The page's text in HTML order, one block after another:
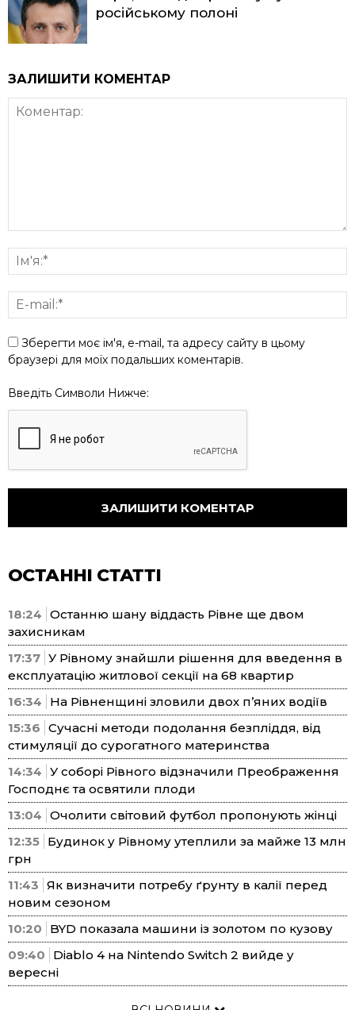
російському полоні
ЗАЛИШИТИ КОМЕНТАР
Зберегти моє ім'я, e-mail, та адресу сайту в цьому
браузері для моїх подальших коментарів.
Введіть Символи Нижче:
ОСТАННІ СТАТТІ
18:24 Останню шану віддасть Рівне ще двом
захисникам
17:37 У Рівному знайшли рішення для введення в
експлуатацію житлової секції на 68 квартир
16:34
На Рівненщині зловили двох п’яних водіїв
15:36 Сучасні методи подолання безпліддя, від
стимуляції до сурогатного материнства
14:34 У соборі Рівного відзначили Преображення
Господнє та освятили плоди
13:04 Очолити світовий футбол пропонують жінці
12:35 Будинок у Рівному утеплили за майже 13 млн
грн
11:43 Як визначити потребу ґрунту в калії перед
новим сезоном
10:20
BYD показала машини із золотом по кузову
09:40
Diablo 4 на Nintendo Switch 2 вийде у
вересні